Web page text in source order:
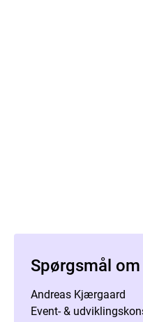
Spørgsmål
Andreas Kjærgaard
Event- &